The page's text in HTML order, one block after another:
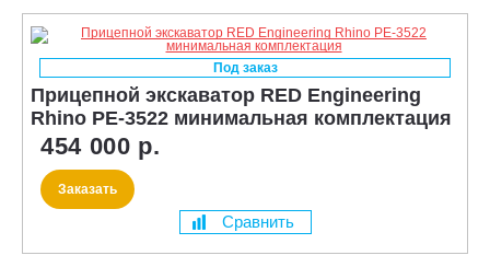
Под заказ
Прицепной экскаватор RED Engineering
Rhino PE-3522 минимальная комплектация
454 000 р.
Заказать
Сравнить